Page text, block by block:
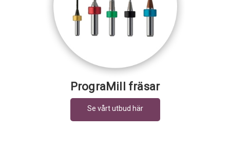
PrograMill fräsar